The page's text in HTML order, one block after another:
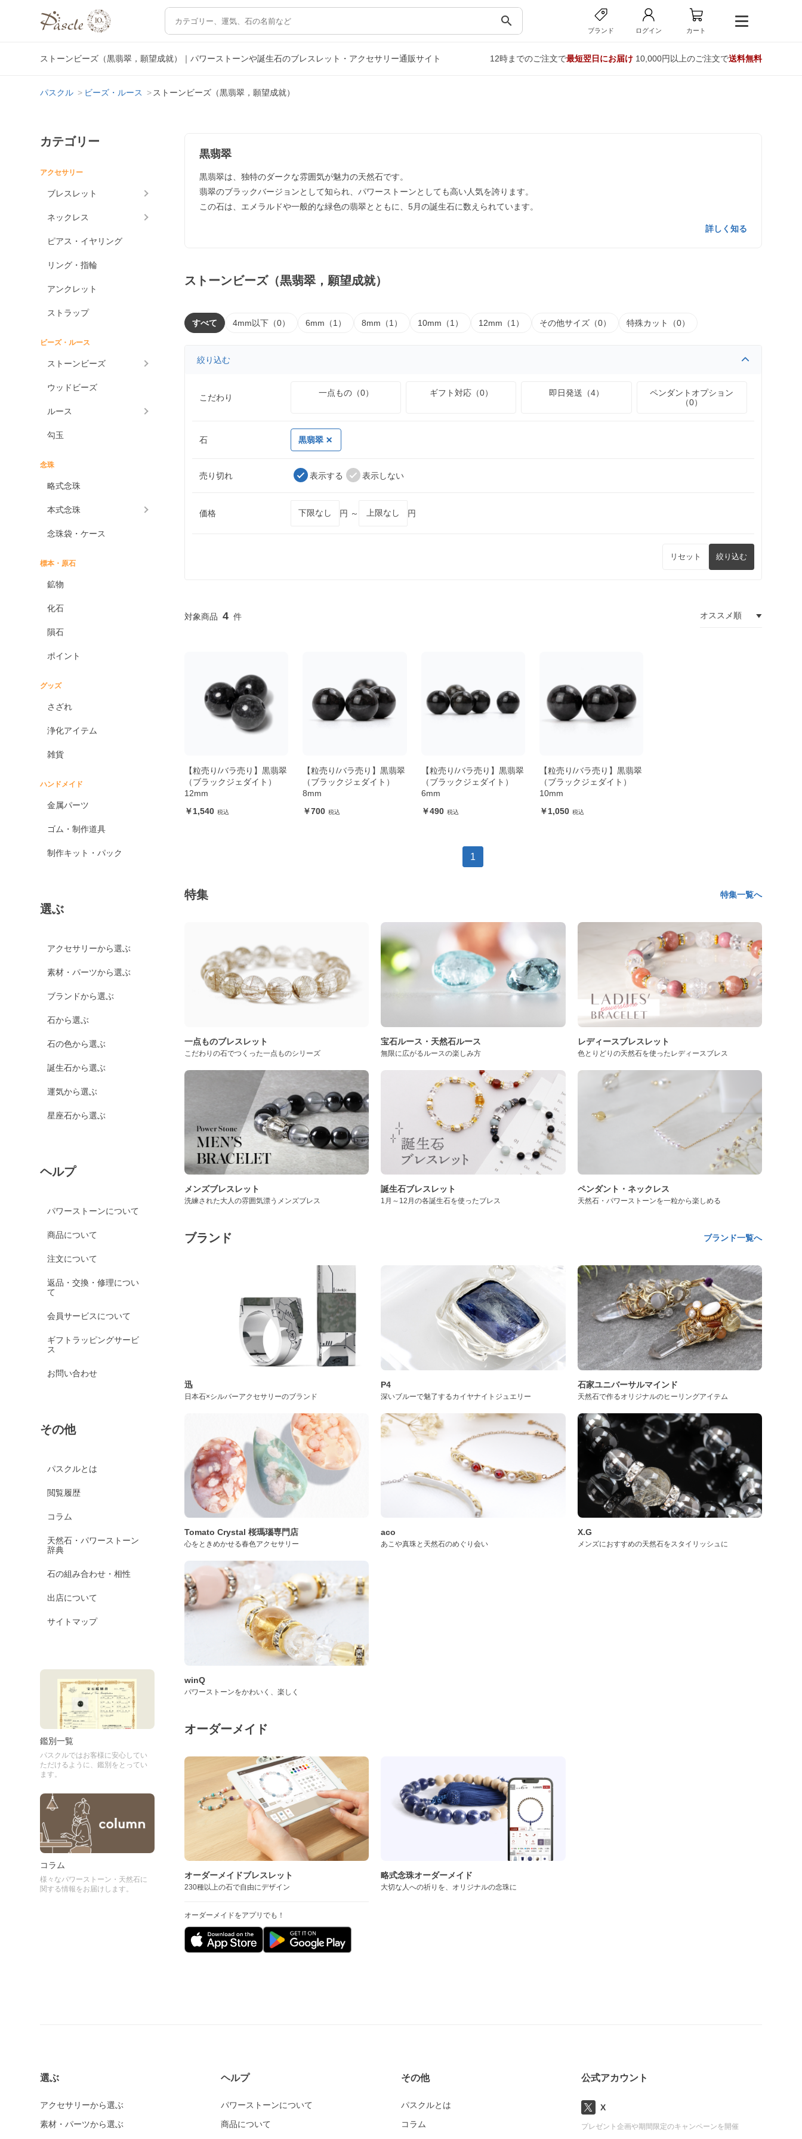
search
ブランド ログイン カート
ストーンビーズ（黒翡翠，願望成就）｜パワーストーンや誕生石のブレスレット・アクセサリー通販サイト 12時までのご注文で最短翌日にお届け10,000円以上のご注文で送料無料
パスクル ビーズ・ルース ストーンビーズ（黒翡翠，願望成就）
カテゴリー
アクセサリー
ブレスレット
ネックレス
ピアス・イヤリング
リング・指輪
アンクレット
ストラップ
ビーズ・ルース
ストーンビーズ
ウッドビーズ
ルース
勾玉
念珠
略式念珠
本式念珠
念珠袋・ケース
標本・原石
鉱物
化石
隕石
ポイント
グッズ
さざれ
浄化アイテム
雑貨
ハンドメイド
金属パーツ
ゴム・制作道具
制作キット・パック
選ぶ
アクセサリーから選ぶ
素材・パーツから選ぶ
ブランドから選ぶ
石から選ぶ
石の色から選ぶ
誕生石から選ぶ
運気から選ぶ
星座石から選ぶ
ヘルプ
パワーストーンについて
商品について
注文について
返品・交換・修理につい
て
会員サービスについて
ギフトラッピングサービ
ス
お問い合わせ
その他
パスクルとは
閲覧履歴
コラム
天然石・パワーストーン
辞典
石の組み合わせ・相性
出店について
サイトマップ
鑑別一覧
パスクルではお客様に安心してい
ただけるように、鑑別をとってい
ます。
コラム
様々なパワーストーン・天然石に
関する情報をお届けします。
黒翡翠
黒翡翠は、独特のダークな雰囲気が魅力の天然石です。
翡翠のブラックバージョンとして知られ、パワーストーンとしても高い人気を誇ります。
この石は、エメラルドや一般的な緑色の翡翠とともに、5月の誕生石に数えられています。
詳しく知る
ストーンビーズ（黒翡翠，願望成就）
すべて 4mm以下（0） 6mm（1） 8mm（1） 10mm（1） 12mm（1） その他サイズ（0） 特殊カット（0）
絞り込む
こだわり 一点もの（0） ギフト対応（0） 即日発送（4）
ペンダントオプション
（0）
石 黒翡翠
売り切れ 表示する 表示しない
価格 円 ～ 円
リセット 絞り込む
4
【粒売り/バラ売り】黒翡翠
（ブラックジェダイト）
12mm
1,540
【粒売り/バラ売り】黒翡翠
（ブラックジェダイト）
8mm
700
【粒売り/バラ売り】黒翡翠
（ブラックジェダイト）
6mm
490
【粒売り/バラ売り】黒翡翠
（ブラックジェダイト）
10mm
1,050
1
特集 特集一覧へ
一点ものブレスレット
こだわりの石でつくった一点ものシリーズ
宝石ルース・天然石ルース
無限に広がるルースの楽しみ方
レディースブレスレット
色とりどりの天然石を使ったレディースブレス
メンズブレスレット
洗練された大人の雰囲気漂うメンズブレス
誕生石ブレスレット
1月～12月の各誕生石を使ったブレス
ペンダント・ネックレス
天然石・パワーストーンを一粒から楽しめる
ブランド ブランド一覧へ
迅
日本石×シルバーアクセサリーのブランド
P4
深いブルーで魅了するカイヤナイトジュエリー
石家ユニバーサルマインド
天然石で作るオリジナルのヒーリングアイテム
Tomato Crystal 桜瑪瑙専門店
心をときめかせる春色アクセサリー
aco
あこや真珠と天然石のめぐり会い
X.G
メンズにおすすめの天然石をスタイリッシュに
winQ
パワーストーンをかわいく、楽しく
オーダーメイド
オーダーメイドブレスレット
230種以上の石で自由にデザイン
オーダーメイドをアプリでも！
略式念珠オーダーメイド
大切な人への祈りを、オリジナルの念珠に
選ぶ
アクセサリーから選ぶ
素材・パーツから選ぶ
ヘルプ
パワーストーンについて
商品について
その他
パスクルとは
コラム
公式アカウント
X
プレゼント企画や期間限定のキャンペーンを開催